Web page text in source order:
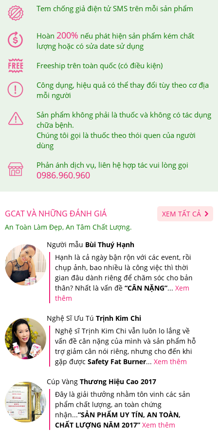
thoáng. Bạn có thể thấy hiệu quả của sản phẩm chỉ sau
2-4 tuần sử dụng.
thường xuyên sẽ rất hiệu quả
Eyebrow Conditioner 0,9ml Giá Bao Nhiêu, Nên
Mua Ở Đâu Đảm Bảo?
Tại hệ thống Giảm Cân An Toàn, Serum Revitalash
Eyebrow Conditioner 0,9ml có giá1,149,000 VNĐ.
Giảm Cân An Toàn là nơi cung cấp các dòng sản phẩm
hỗ trợ chức năng giảm cân, chăm sóc sức khỏe cao
được xem là địa chỉ đáng tin cậy và là nơi mua sắm, làm
đẹp, chăm sóc sức khỏe lý tưởng của tất cả mọi người.
Bạn cũng có thể dễ dàng kiểm tra thông tin sản phẩm
bằng ứng dụng iCheck
- Ứng dụng tra cứu nguồn gốc
sản phẩm được sử dụng rộng rãi bởi người tiêu dùng
Việt Nam.
Trên mỗi sản phẩm tại Hệ thống Giảm Cân An Toàn đều
Tem chống giả điện tử SMS trên mỗi sản phẩm
Hoàn 200% nếu phát hiện sản phẩm kém chất
lượng hoặc có sửa date sử dụng
Freeship trên toàn quốc (có điều kiện)
Công dụng, hiệu quả có thể thay đổi tùy theo cơ địa
mỗi người
Sản phẩm không phải là thuốc và không có tác dụng
chữa bệnh.
Chúng tôi gọi là thuốc theo thói quen của người
dùng
Phản ánh dịch vụ, liên hệ hợp tác vui lòng gọi
0986.960.960
GCAT VÀ NHỮNG ĐÁNH GIÁ
An Toàn Làm Đẹp, An Tâm Chất Lượng.
XEM TẤT CẢ
Người mẫu Bùi Thuý Hạnh
Hạnh là cả ngày bận rộn với các event, rồi
chụp ảnh, bao nhiều là công việc thì thời
gian đâu dành riêng để chăm sóc cho bản
thân? Nhất là vấn đề “CÂN NẶNG”... Xem
thêm
Nghệ Sĩ Ưu Tú Trịnh Kim Chi
Nghệ sĩ Trịnh Kim Chi vẫn luôn lo lắng về
vấn đề cân nặng của mình và sản phẩm hỗ
trợ giảm cân nói riêng, nhưng cho đến khi
gặp được Safety Fat Burner... Xem thêm
Cúp Vàng Thương Hiệu Cao 2017
Đây là giải thưởng nhằm tôn vinh các sản
phẩm chất lượng, an toàn chứng
nhận...“SẢN PHẨM UY TÍN, AN TOÀN,
CHẤT LƯỢNG NĂM 2017” Xem thêm